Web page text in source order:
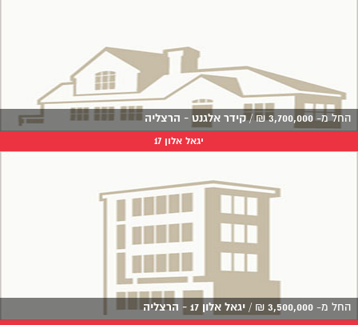
החל מ- 3,700,000
₪
/קידר אלגנט - הרצליה
יגאל אלון 17
החל מ- 3,500,000
₪
/ יגאל אלון 17 - הרצליה